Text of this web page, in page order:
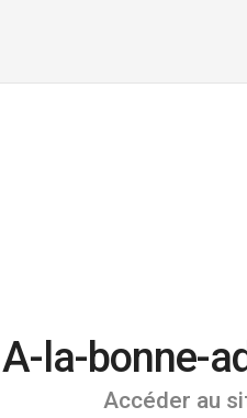
A-la-bonne-
Accéder au